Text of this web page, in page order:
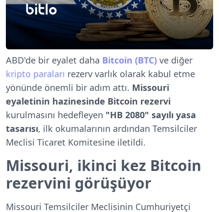
ABD'de bir eyalet daha Bitcoin (BTC) ve diğer
kripto paraları rezerv varlık olarak kabul etme
yönünde önemli bir adım attı. Missouri
eyaletinin hazinesinde Bitcoin rezervi
kurulmasını hedefleyen "HB 2080" sayılı yasa
tasarısı, ilk okumalarının ardından Temsilciler
Meclisi Ticaret Komitesine iletildi.
Missouri, ikinci kez Bitcoin
rezervini görüşüyor
Missouri Temsilciler Meclisinin Cumhuriyetçi